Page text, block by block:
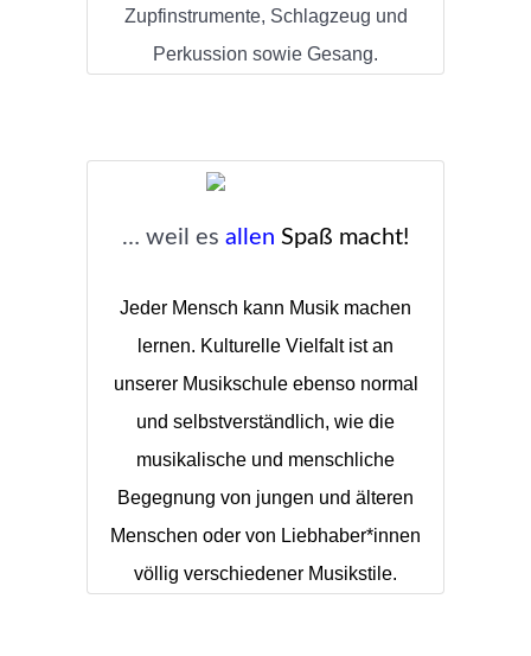
Zupfinstrumente, Schlagzeug und
Perkussion sowie Gesang.
… weil es allen Spaß macht!
Jeder Mensch kann Musik machen
lernen. Kulturelle Vielfalt ist an
unserer Musikschule ebenso normal
und selbstverständlich, wie die
musikalische und menschliche
Begegnung von jungen und älteren
Menschen oder von Liebhaber*innen
völlig verschiedener Musikstile.